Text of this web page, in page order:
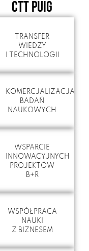
CTT PUIG
TRANSFER
WIEDZY
I TECHNOLOGII
KOMERCJALIZACJA
BADAŃ
NAUKOWYCH
WSPARCIE
INNOWACYJNYCH
PROJEKTÓW
B+R
WSPÓŁPRACA
NAUKI
Z BIZNESEM